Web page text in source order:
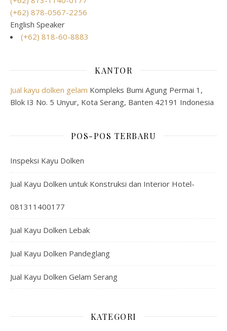
(+62) 878-0567-2256
English Speaker
(+62) 818-60-8883
KANTOR
Jual kayu dolken gelam Kompleks Bumi Agung Permai 1,
Blok I3 No. 5 Unyur, Kota Serang, Banten 42191 Indonesia
POS-POS TERBARU
Inspeksi Kayu Dolken
Jual Kayu Dolken untuk Konstruksi dan Interior Hotel-
081311400177
Jual Kayu Dolken Lebak
Jual Kayu Dolken Pandeglang
Jual Kayu Dolken Gelam Serang
KATEGORI